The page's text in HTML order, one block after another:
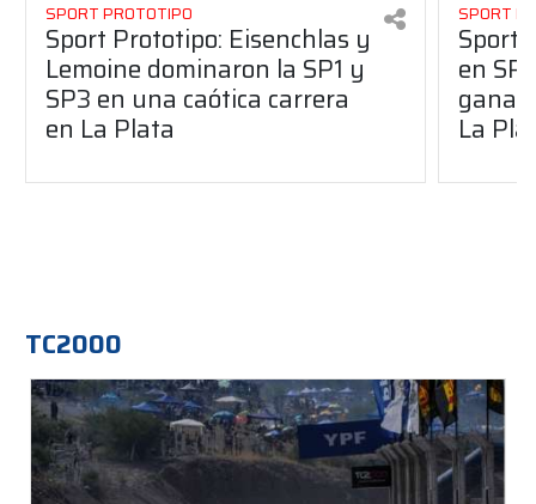
SPORT PROTOTIPO
Sport Prototipo: Eisenchlas y
Lemoine dominaron la SP1 y
SP3 en una caótica carrera
en La Plata
SPORT
Sport
en
La
TC2000